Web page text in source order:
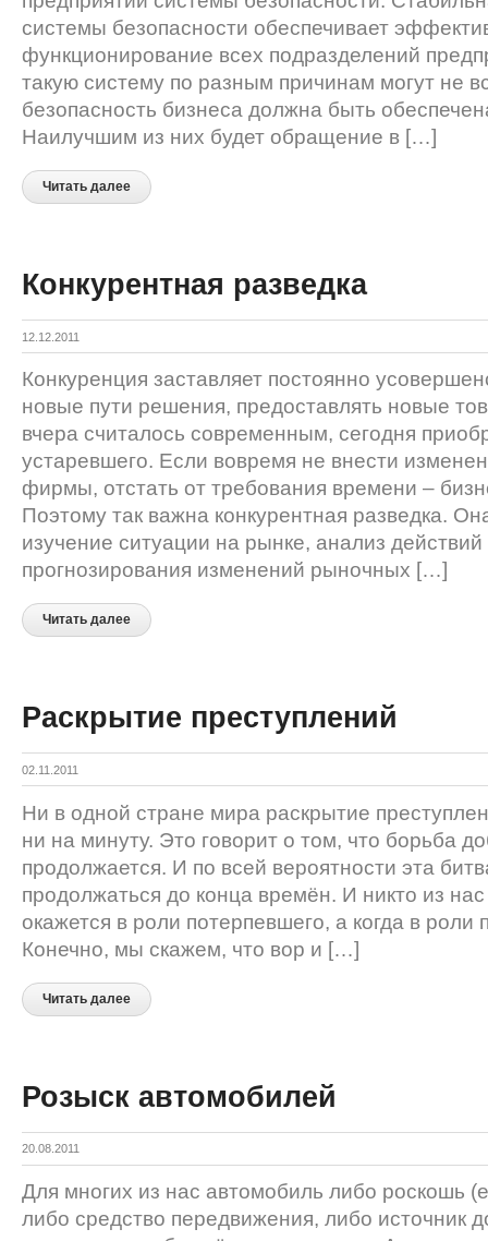
системы безопасности обеспечивает
функционирование всех подразделений
такую систему по разным причинам могут не
безопасность бизнеса должна быть
Наилучшим из них будет обращение в […]
Читать далее
Конкурентная разведка
12.12.2011
Конкуренция заставляет постоянно
новые пути решения, предоставлять новые
вчера считалось современным, сегодня
устаревшего. Если вовремя не внести
фирмы, отстать от требования времени –
Поэтому так важна конкурентная разведка.
изучение ситуации на рынке, анализ действий
прогнозирования изменений рыночных […]
Читать далее
Раскрытие преступлений
02.11.2011
Ни в одной стране мира раскрытие
ни на минуту. Это говорит о том, что борьба
продолжается. И по всей вероятности эта
продолжаться до конца времён. И никто из нас
окажется в роли потерпевшего, а когда в роли
Конечно, мы скажем, что вор и […]
Читать далее
Розыск автомобилей
20.08.2011
Для многих из нас автомобиль либо роскошь
либо средство передвижения, либо источник